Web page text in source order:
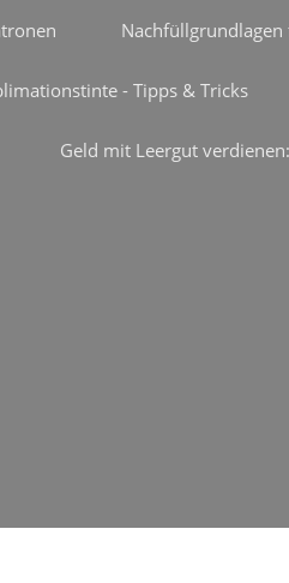
- Tipps & Tricks
Geld mit Leergut verdienen: